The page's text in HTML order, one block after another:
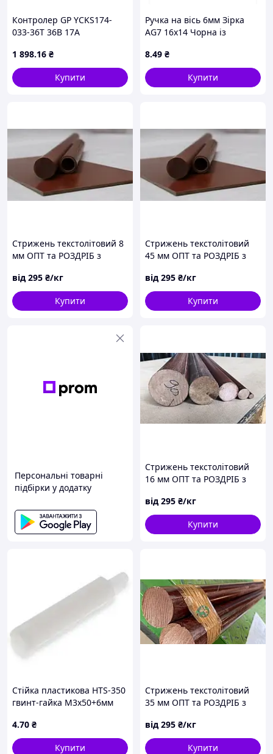
Контролер GP YCKS174-
033-36T 36B 17А
корпусі вологозахищені
роз'єми 250мм L - 150мм
влагозащищенные
1 898.16 ₴
Купити
Ручка на вісь 6мм Зірка
AG7 16x14 Чорна із
8.49 ₴
Купити
Стрижень текстолітовий 8
мм ОПТ та РОЗДРІБ з
від 295 ₴/кг
Купити
Стрижень текстолітовий
45 мм ОПТ та РОЗДРІБ з
від 295 ₴/кг
Купити
Персональні товарні
підбірки у додатку
Стрижень текстолітовий
16 мм ОПТ та РОЗДРІБ з
від 295 ₴/кг
Купити
Стійка пластикова HTS-350
гвинт-гайка М3x50+6мм
4.70 ₴
Купити
Стрижень текстолітовий
35 мм ОПТ та РОЗДРІБ з
від 295 ₴/кг
Купити